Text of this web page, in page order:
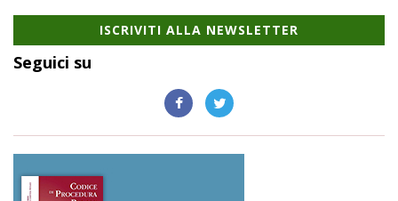
ISCRIVITI ALLA NEWSLETTER
Seguici su